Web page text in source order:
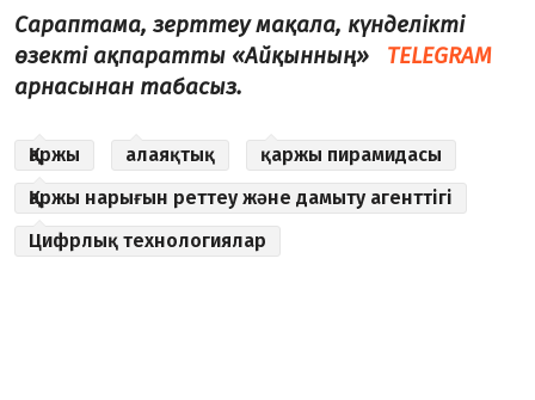
Сараптама, зерттеу мақала, күнделікті
өзекті ақпаратты «Айқынның»
TELEGRAM
арнасынан табасыз.
Қаржы алаяқтық
қаржы пирамидасы
Қаржы нарығын реттеу және дамыту агенттігі
Цифрлық технологиялар